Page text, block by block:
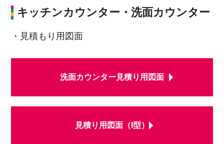
キッチンカウンター・洗面カウンター
・見積もり用図面
洗面カウンター見積り用図面
見積り用図面（I型）